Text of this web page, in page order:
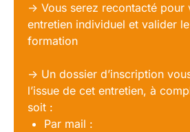
-> Vous serez recontacté
entretien individuel et valider
formation
-> Un dossier d’inscription
l’issue de cet entretien, à
soit :
Par mail :